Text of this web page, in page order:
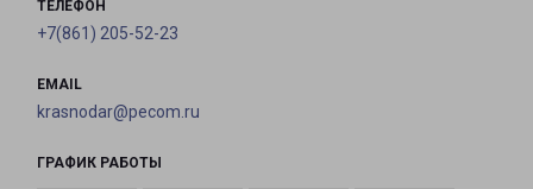
ТЕЛЕФОН
+7(861) 205-52-23
EMAIL
krasnodar@pecom.ru
ГРАФИК РАБОТЫ